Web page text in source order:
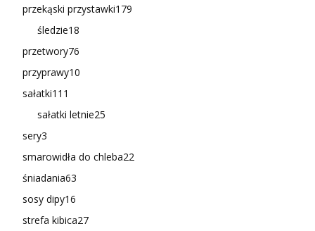
przekąski przystawki179
śledzie18
przetwory76
przyprawy10
sałatki111
sałatki letnie25
sery3
smarowidła do chleba22
śniadania63
sosy dipy16
strefa kibica27